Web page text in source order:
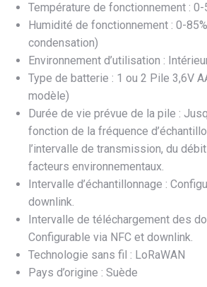
Température de fonctionnement : 0-
Humidité de fonctionnement : 0-
condensation)
Environnement d’utilisation :
Type de batterie : 1 ou 2 Pile 3,6V
modèle)
Durée de vie prévue de la pile :
fonction de la fréquence
l’intervalle de transmission, du
facteurs environnementaux.
Intervalle d’échantillonnage :
downlink.
Intervalle de téléchargement des
Configurable via NFC et downlink.
Technologie sans fil : LoRaWAN
Pays d’origine : Suède